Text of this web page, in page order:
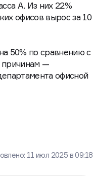
А. Из них 22%
офисов вырос за 10
на 50% по сравнению с
причинам —
офисной
11 июл 2025 в09:18